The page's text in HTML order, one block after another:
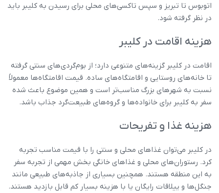
اتوبوس تا تبریز و سپس تاکسی‌های محلی برای رسیدن به کلیبر باید
در نظر گرفته شود.
هزینه اقامت در کلیبر
اقامت در کلیبر گزینه‌های متنوعی دارد؛ از بوم‌گردی‌های سنتی گرفته
تا خانه‌های روستایی و اقامتگاه‌های ساده. قیمت اقامتگاه‌ها معمولاً
نسبت به شهرهای بزرگ مناسب‌تر است و همین موضوع باعث شده
سفر به کلیبر برای خانواده‌ها و گروه‌های طبیعت‌گرد جذاب باشد.
هزینه غذا و تفریحات
در کلیبر می‌توان غذاهای محلی و سنتی را با قیمت مناسب تجربه
کرد. رستوران‌های محلی و غذاهای خانگی بخش مهمی از تجربه سفر
به این منطقه هستند. همچنین بسیاری از جاذبه‌های طبیعی مانند
جنگل‌ها و ییلاقات رایگان یا با هزینه بسیار کم قابل بازدید هستند.